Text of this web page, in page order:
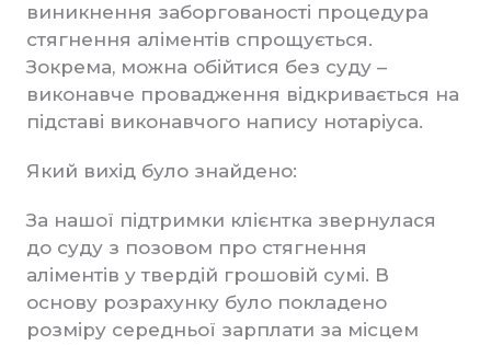
виникнення заборгованості процедура
стягнення аліментів спрощується.
Зокрема, можна обійтися без суду –
виконавче провадження відкривається на
підставі виконавчого напису нотаріуса.
Який вихід було знайдено:
За нашої підтримки клієнтка звернулася
до суду з позовом про стягнення
аліментів у твердій грошовій сумі. В
основу розрахунку було покладено
розміру середньої зарплати за місцем